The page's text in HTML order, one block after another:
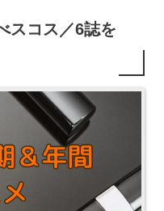
スコス／6誌を